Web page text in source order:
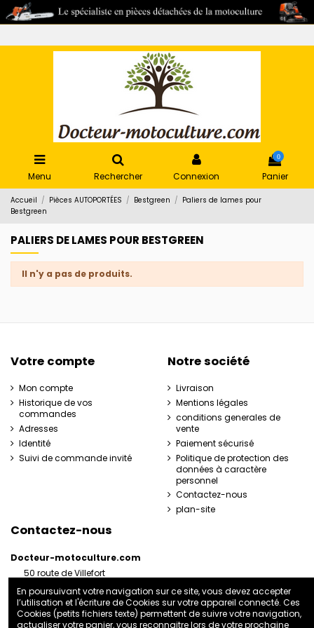
Menu Rechercher Connexion
0
Panier
Accueil Pièces AUTOPORTÉES Bestgreen
Paliers de lames pour
Bestgreen
PALIERS DE LAMES POUR BESTGREEN
Il n'y a pas de produits.
Votre compte
Mon compte
Historique de vos
commandes
Adresses
Identité
Suivi de commande invité
Notre société
Livraison
Mentions légales
conditions generales de
vente
Paiement sécurisé
Politique de protection des
données à caractère
personnel
Contactez-nous
plan-site
Contactez-nous
Docteur-motoculture.com
50 route de Villefort
France
06 35 41 62 07
En poursuivant votre navigation sur ce site, vous devez accepter
l’utilisation et l'écriture de Cookies sur votre appareil connecté. Ces
Cookies (petits fichiers texte) permettent de suivre votre navigation,
actualiser votre panier, vous reconnaitre lors de votre prochaine